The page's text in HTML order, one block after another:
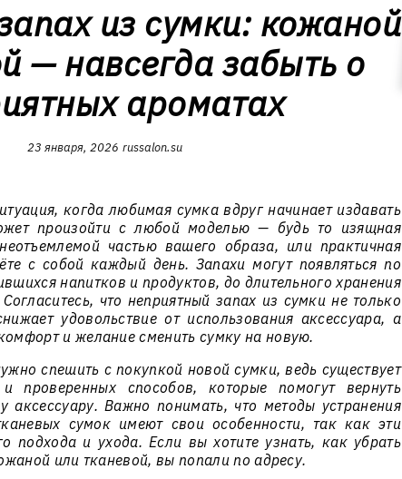
из сумки: кожаной
— навсегда забыть о
ароматах
23 января, 2026 russalon.su
когда любимая сумка вдруг начинает издавать
произойти с любой моделью — будь то изящная
частью вашего образа, или практичная
с собой каждый день. Запахи могут появляться по
напитков и продуктов, до длительного хранения
что неприятный запах из сумки не только
удовольствие от использования аксессуара, а
и желание сменить сумку на новую.
спешить с покупкой новой сумки, ведь существует
проверенных способов, которые помогут вернуть
аксессуару. Важно понимать, что методы устранения
сумок имеют свои особенности, так как эти
подхода и ухода. Если вы хотите узнать, как убрать
или тканевой, вы попали по адресу.